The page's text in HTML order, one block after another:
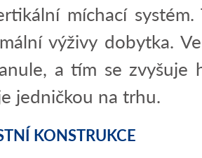
míchací
výživy dobytka.
a tím se zvyšuje
jedničkou na trhu.
KONSTRUKCE